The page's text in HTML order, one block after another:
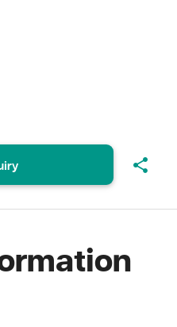
share